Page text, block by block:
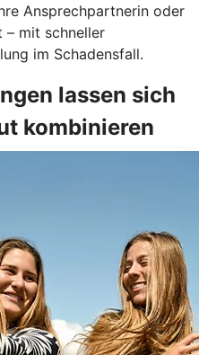
Ansprechpartnerin oder
– mit schneller
im Schadensfall.
lassen sich
kombinieren